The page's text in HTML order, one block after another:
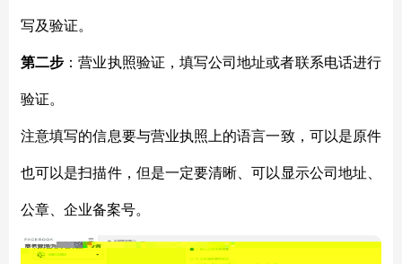
写及验证。
第二步 ：营业执照验证，填写公司地址或者联系电话进行
验证。
注意填写的信息要与营业执照上的语言一致，可以是原件
也可以是扫描件，但是一定要清晰、可以显示公司地址、
公章、企业备案号。